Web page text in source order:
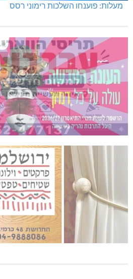
מעלות: פוענחו השלכות רימוני רסס